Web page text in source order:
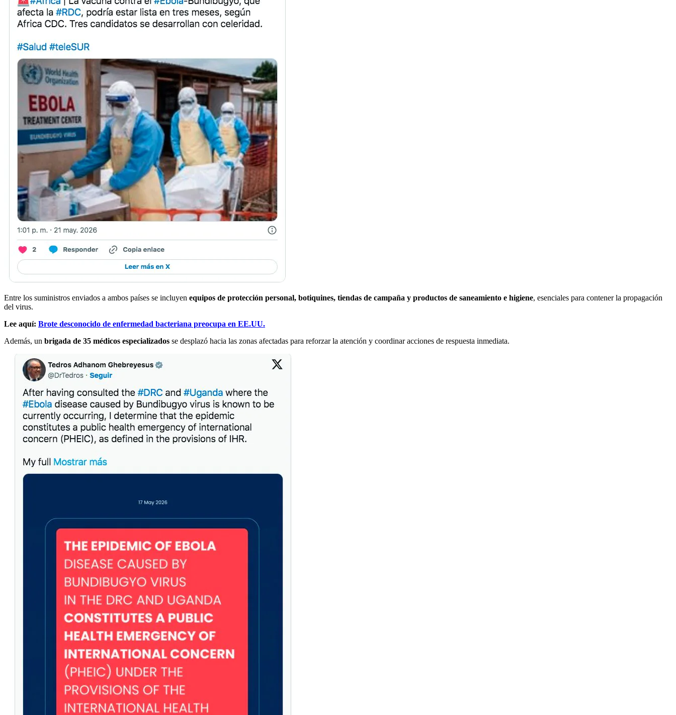
Entre los suministros enviados a ambos países se incluyen equipos de protección personal, botiquines, tiendas de campaña y productos de saneamiento e higiene, esenciales para contener la propagación
del virus.
Lee aquí: Brote desconocido de enfermedad bacteriana preocupa en EE.UU.
Además, un brigada de 35 médicos especializados se desplazó hacia las zonas afectadas para reforzar la atención y coordinar acciones de respuesta inmediata.